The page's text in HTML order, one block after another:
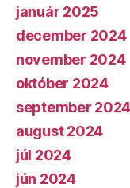
január 2025
december 2024
november 2024
október 2024
september 2024
august 2024
júl 2024
jún 2024